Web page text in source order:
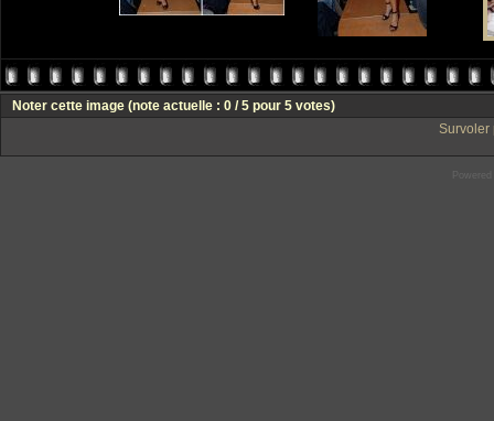
Noter cette image (note actuelle : 0 / 5 pour 5 votes)
Survoler